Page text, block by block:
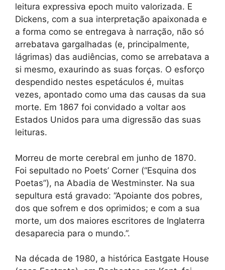
leitura expressiva epoch muito valorizada. E
Dickens, com a sua interpretação apaixonada e
a forma como se entregava à narração, não só
arrebatava gargalhadas (e, principalmente,
lágrimas) das audiências, como se arrebatava a
si mesmo, exaurindo as suas forças. O esforço
despendido nestes espetáculos é, muitas
vezes, apontado como uma das causas da sua
morte. Em 1867 foi convidado a voltar aos
Estados Unidos para uma digressão das suas
leituras.
Morreu de morte cerebral em junho de 1870.
Foi sepultado no Poets’ Corner (“Esquina dos
Poetas”), na Abadia de Westminster. Na sua
sepultura está gravado: “Apoiante dos pobres,
dos que sofrem e dos oprimidos; e com a sua
morte, um dos maiores escritores de Inglaterra
desaparecia para o mundo.”.
Na década de 1980, a histórica Eastgate House